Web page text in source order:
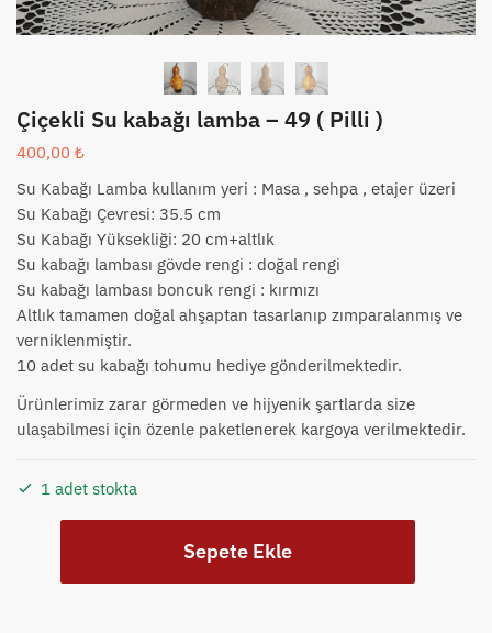
Çiçekli Su kabağı lamba – 49 ( Pilli )
400,00 ₺
Su Kabağı Lamba kullanım yeri : Masa , sehpa , etajer üzeri
Su Kabağı Çevresi: 35.5 cm
Su Kabağı Yüksekliği: 20 cm+altlık
Su kabağı lambası gövde rengi : doğal rengi
Su kabağı lambası boncuk rengi : kırmızı
Altlık tamamen doğal ahşaptan tasarlanıp zımparalanmış ve
verniklenmiştir.
10 adet su kabağı tohumu hediye gönderilmektedir.
Ürünlerimiz zarar görmeden ve hijyenik şartlarda size
ulaşabilmesi için özenle paketlenerek kargoya verilmektedir.
1 adet stokta
kabağı
Sepete Ekle